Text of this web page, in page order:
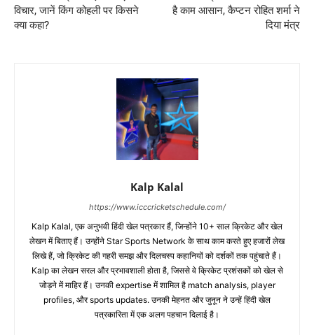
विचार, जानें किंग कोहली पर किसने
क्या कहा?
है काम आसान, कैप्टन रोहित शर्मा ने
दिया मंत्र
Kalp Kalal
https://www.icccricketschedule.com/
Kalp Kalal, एक अनुभवी हिंदी खेल पत्रकार हैं, जिन्होंने 10+ साल क्रिकेट और खेल
लेखन में बिताए हैं। उन्होंने Star Sports Network के साथ काम करते हुए हजारों लेख
लिखे हैं, जो क्रिकेट की गहरी समझ और दिलचस्प कहानियों को दर्शकों तक पहुंचाते हैं।
Kalp का लेखन सरल और प्रभावशाली होता है, जिससे वे क्रिकेट प्रशंसकों को खेल से
जोड़ने में माहिर हैं। उनकी expertise में शामिल है match analysis, player
profiles, और sports updates. उनकी मेहनत और जुनून ने उन्हें हिंदी खेल
पत्रकारिता में एक अलग पहचान दिलाई है।